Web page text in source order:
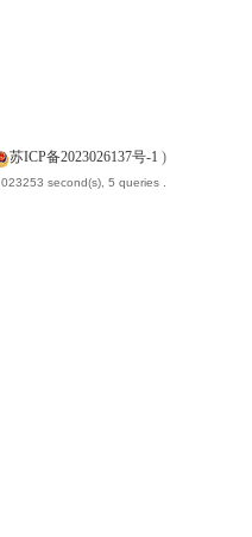
苏ICP备2023026137号-1 )
second(s), 5 queries .